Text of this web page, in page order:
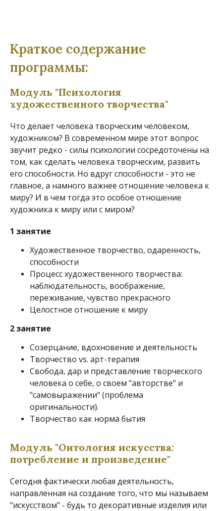
Краткое содержание
программы:
Модуль "Психология
художественного творчества"
Что делает человека творческим человеком,
художником? В современном мире этот вопрос
звучит редко - силы психологии сосредоточены на
том, как сделать человека творческим, развить
его способности. Но вдруг способности - это не
главное, а намного важнее отношение человека к
миру? И в чем тогда это особое отношение
художника к миру или с миром?
1 занятие
Художественное творчество, одаренность,
способности
Процесс художественного творчества:
наблюдательность, воображение,
переживание, чувство прекрасного
Целостное отношение к миру
2 занятие
Созерцание, вдохновение и деятельность
Творчество vs. арт-терапия
Свобода, дар и представление творческого
человека о себе, о своем "авторстве" и
"самовыражении" (проблема
оригинальности).
Творчество как норма бытия
Модуль "Онтология искусства:
потребление и произведение"
Сегодня фактически любая деятельность,
направленная на создание того, что мы называем
"искусством" - будь то декоративные изделия или